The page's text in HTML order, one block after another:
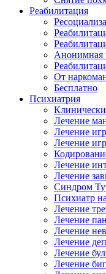
Реабилитация
Анонимная
От
Бесплатно
Психиатрия
Лечение
Лечение
Лечение
Лечение
Лечение
Синдром
Психиатр
Лечение
Лечение
Лечение
Лечение
Лечение
Лечение